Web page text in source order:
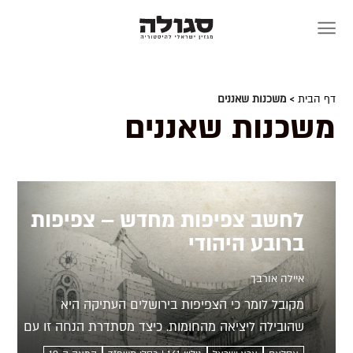
דף הבית > משכנות שאננים
משכנות שאננים
לחשב צפיפות מחדש – צפיפות
ברובע היהודי
איילה אורבך
מקובל לומר כי הצפיפות בירושלים העתיקה היא
שהובילה ליציאה מהחומות. כיצד מסתדרת הנחה זו עם
הנתונים? מסע בעקבות נתוני הצפיפות מלמד על